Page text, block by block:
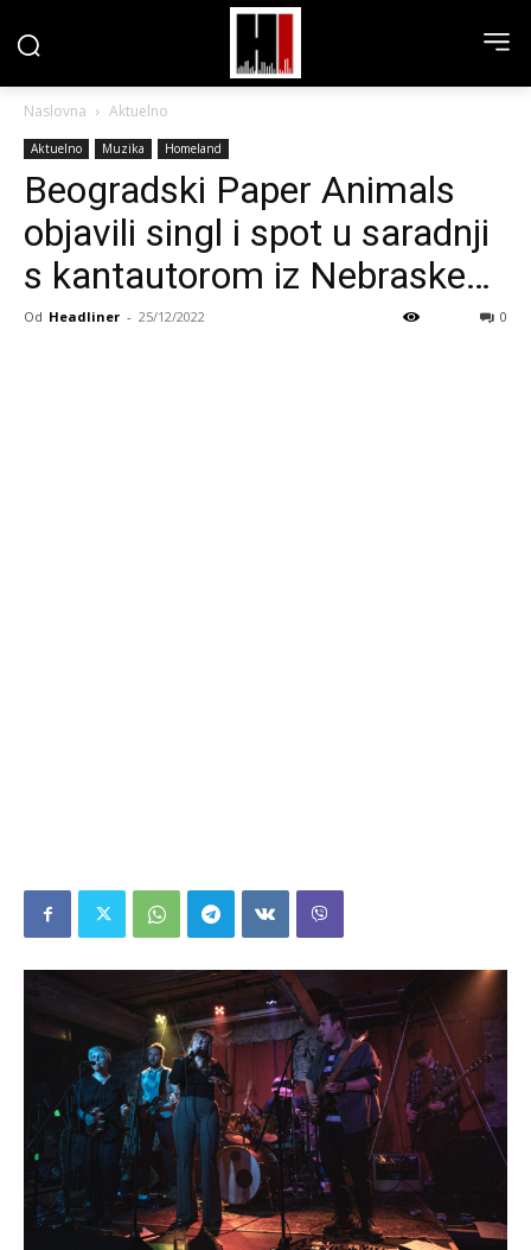
Naslovna Aktuelno
Aktuelno Muzika Homeland
Beogradski Paper Animals
objavili singl i spot u saradnji
s kantautorom iz Nebraske…
Od Headliner - 25/12/2022 0